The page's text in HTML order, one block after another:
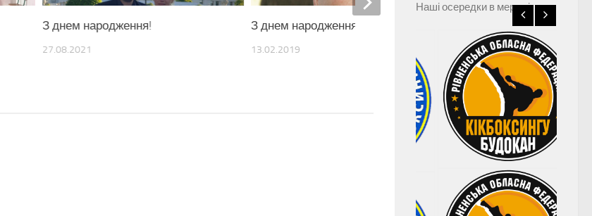
З днем народження!
27.08.2021
З днем народження!
13.02.2019
З днем народження!
12.04.2019
Наші осередки в мережі